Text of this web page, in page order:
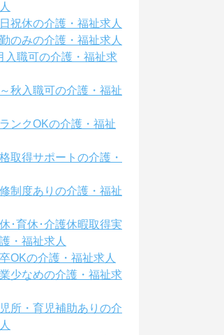
祝休の介護・福祉求人
のみの介護・福祉求人
入職可の介護・福祉求
秋入職可の介護・福祉
ンクOKの介護・福祉
取得サポートの介護・
制度ありの介護・福祉
･育休･介護休暇取得実
・福祉求人
OKの介護・福祉求人
少なめの介護・福祉求
所・育児補助ありの介